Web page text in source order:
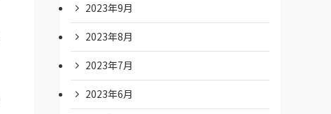
2023年9月
2023年8月
2023年7月
2023年6月